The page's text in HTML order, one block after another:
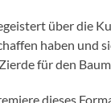
über die
haben und
für den
dieses